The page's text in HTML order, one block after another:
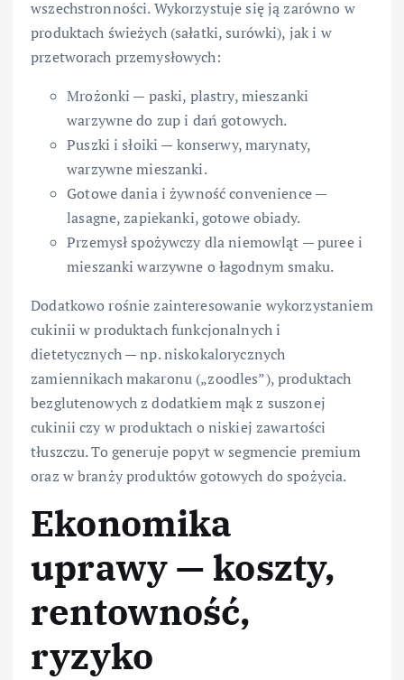
wszechstronności. Wykorzystuje się ją zarówno w
produktach świeżych (sałatki, surówki), jak i w
przetworach przemysłowych:
Mrożonki — paski, plastry, mieszanki
warzywne do zup i dań gotowych.
Puszki i słoiki — konserwy, marynaty,
warzywne mieszanki.
Gotowe dania i żywność convenience —
lasagne, zapiekanki, gotowe obiady.
Przemysł spożywczy dla niemowląt — puree i
mieszanki warzywne o łagodnym smaku.
Dodatkowo rośnie zainteresowanie wykorzystaniem
cukinii w produktach funkcjonalnych i
dietetycznych — np. niskokalorycznych
zamiennikach makaronu („zoodles”), produktach
bezglutenowych z dodatkiem mąk z suszonej
cukinii czy w produktach o niskiej zawartości
tłuszczu. To generuje popyt w segmencie premium
oraz w branży produktów gotowych do spożycia.
Ekonomika
uprawy — koszty,
rentowność,
ryzyko